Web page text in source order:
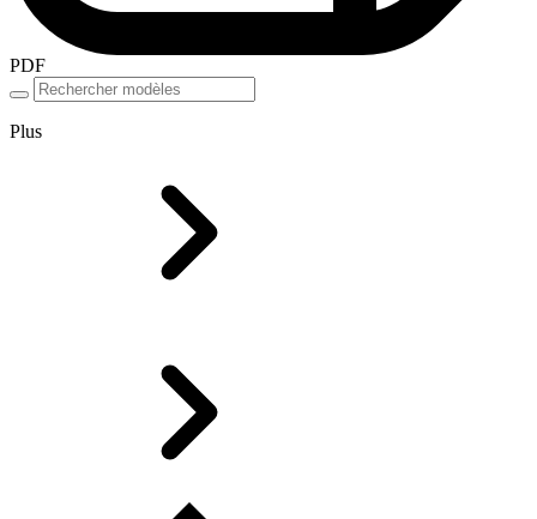
PDF
Plus